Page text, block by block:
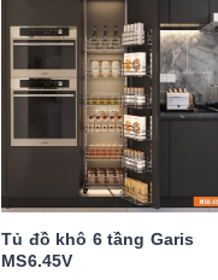
Tủ đồ khô 6 tầng Garis
MS6.45V